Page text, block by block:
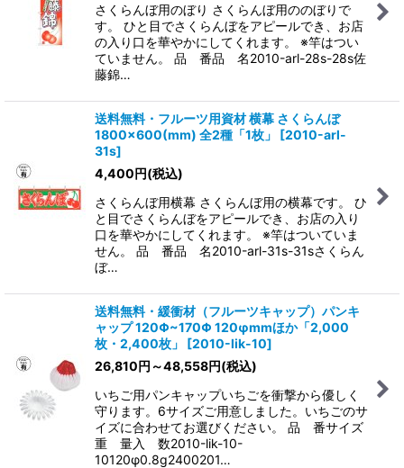
さくらんぼ用のぼり さくらんぼ用ののぼりで
す。 ひと目でさくらんぼをアピールでき、お店
の入り口を華やかにしてくれます。 ※竿はつい
ていません。 品 番品 名2010-arl-28s-28s佐
藤錦…
送料無料・フルーツ用資材 横幕 さくらんぼ
1800×600(mm) 全2種「1枚」
[2010-arl-
31s]
4,400円(税込)
さくらんぼ用横幕 さくらんぼ用の横幕です。 ひ
と目でさくらんぼをアピールでき、お店の入り
口を華やかにしてくれます。 ※竿はついていま
せん。 品 番品 名2010-arl-31s-31sさくらん
ぼ…
送料無料・緩衝材（フルーツキャップ）パンキ
ャップ 120Φ~170Φ 120φmmほか「2,000
枚・2,400枚」
[2010-lik-10]
26,810円 ～48,558円(税込)
いちご用パンキャップいちごを衝撃から優しく
守ります。6サイズご用意しました。いちごのサ
イズに合わせてお選びください。 品 番サイズ
重 量入 数2010-lik-10-
10120φ0.8g2400201…